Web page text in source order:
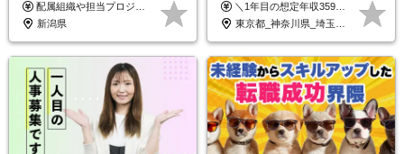
配属組織や担当プロジェクトにより異なります。 想定年収：450万円～1100万円 ※ご経験やスキルに応じて決定します。 ※上記想定年収はあくまでも目安の金額であり、 選考を通じて上下する可能性があります。
新潟県
＼1年目の想定年収359万円～407万円／ 下記(1)～(3)のいずれかを、ご希望や適性を考慮したうえで決定します。 (1)月給23万1,000円＋賞与年2回（計2ヶ月分） (2)月給26万5,000円＋賞与なし （一律支給の業績手当6万6,200円を含む） (3)月給29万5,675円＋賞与なし （一律支給の業績手当6万6,200円＋固定残業手当15時間分／3万675円を含む※超過分は別途支給） ▼(3)の場合の入社時研修中の給与 月給26万5,000円＋賞与なし （一律支給の業績手当6万6,200円を含む） ※試用期間は2ヶ月間です。 期間中の給与・待遇に変更はありません。
東京都_神奈川県_埼玉県_千葉県_大阪府_愛知県_北海道_青森県_岩手県_宮城県_秋田県_山形県_福島県_茨城県_栃木県_群馬県_新潟県_山梨県_長野県_富山県_石川県_福井県_静岡県_岐阜県_三重県_兵庫県_京都府_滋賀県_奈良県_和歌山県_広島県_岡山県_鳥取県_島根県_山口県_徳島県_香川県_愛媛県_高知県_福岡県_熊本県_佐賀県_長崎県_大分県_宮崎県_鹿児島県_沖縄県